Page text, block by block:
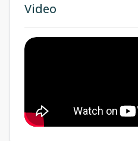
Video